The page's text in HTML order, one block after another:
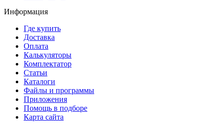
Информация
Где купить
Доставка
Оплата
Калькуляторы
Комплектатор
Статьи
Каталоги
Файлы и программы
Приложения
Помощь в подборе
Карта сайта